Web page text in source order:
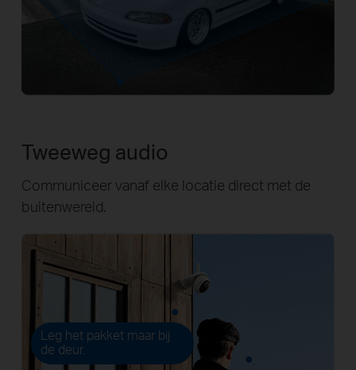
Leg het pakket maar bij
de deur.
Tweeweg audio
Communiceer vanaf elke locatie direct met de
buitenwereld.